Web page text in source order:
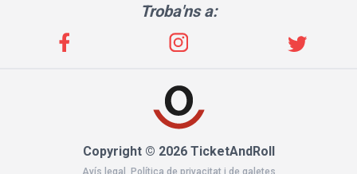
Troba'ns a:
Copyright © 2026 TicketAndRoll
Avís legal Política de privacitat i de galetes